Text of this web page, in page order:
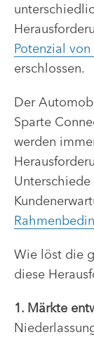
Potenzial
erschlossen.
Der
Sparte
werden
Wie löst die
diese
1. Märkte